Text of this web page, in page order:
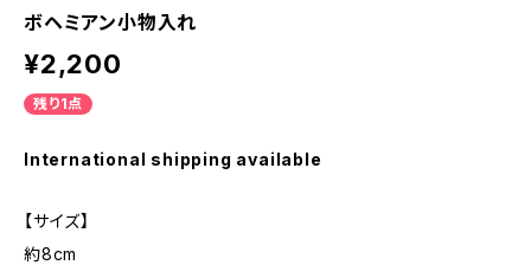
ボヘミアン小物入れ
¥2,200
残り1点
International shipping available
【サイズ】
約8cm